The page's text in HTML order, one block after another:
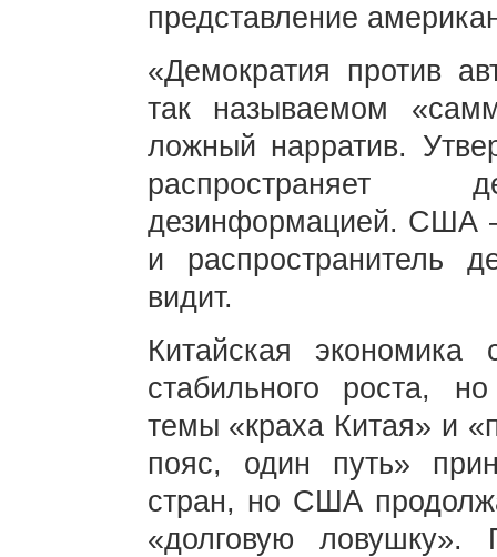
представление
«Демократия против
так называемом
ложный нарратив.
распространяет
дезинформацией. США
и распространитель
видит.
Китайская экономика
стабильного роста,
темы «краха Китая» и
пояс, один путь»
стран, но США
«долговую